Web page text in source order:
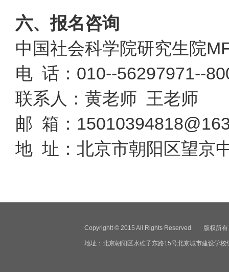
六、报名咨询
中国社会科学院研究生院
电 话：010--56297971--
联系人：黄老师 王老师
邮 箱：
地 址：北京市朝阳区望京
Copyrightt © 2015 All Rights Reserved 版权所有
地址：北京朝阳区水碓子东路15号北京城市建